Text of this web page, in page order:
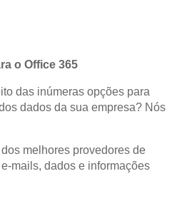
o Office 365
das inúmeras opções para
dados da sua empresa? Nós
melhores provedores de
mails, dados e informações